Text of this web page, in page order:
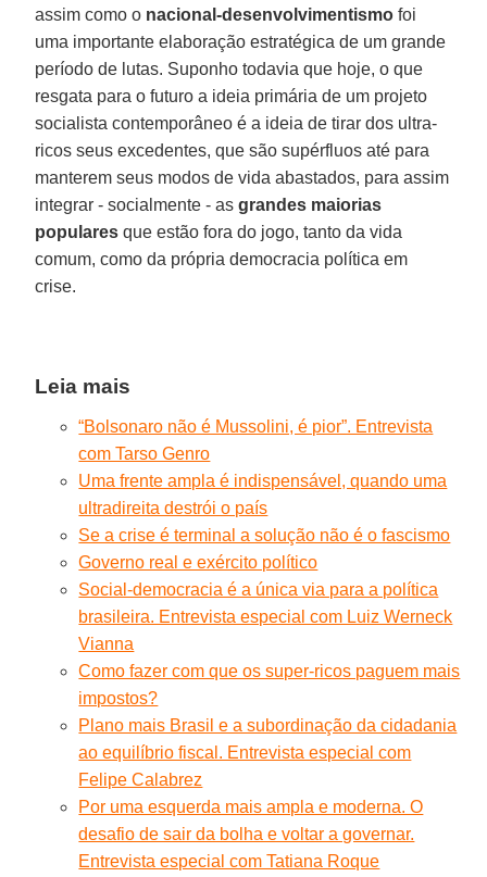
assim como o nacional-desenvolvimentismo foi
uma importante elaboração estratégica de um grande
período de lutas. Suponho todavia que hoje, o que
resgata para o futuro a ideia primária de um projeto
socialista contemporâneo é a ideia de tirar dos ultra-
ricos seus excedentes, que são supérfluos até para
manterem seus modos de vida abastados, para assim
integrar - socialmente - asgrandes maiorias
populares que estão fora do jogo, tanto da vida
comum, como da própria democracia política em
crise.
Leia mais
“Bolsonaro não é Mussolini, é pior”. Entrevista
com Tarso Genro
Uma frente ampla é indispensável, quando uma
ultradireita destrói o país
Se a crise é terminal a solução não é o fascismo
Governo real e exército político
Social-democracia é a única via para a política
brasileira. Entrevista especial com Luiz Werneck
Vianna
Como fazer com que os super-ricos paguem mais
impostos?
Plano mais Brasil e a subordinação da cidadania
ao equilíbrio fiscal. Entrevista especial com
Felipe Calabrez
Por uma esquerda mais ampla e moderna. O
desafio de sair da bolha e voltar a governar.
Entrevista especial com Tatiana Roque